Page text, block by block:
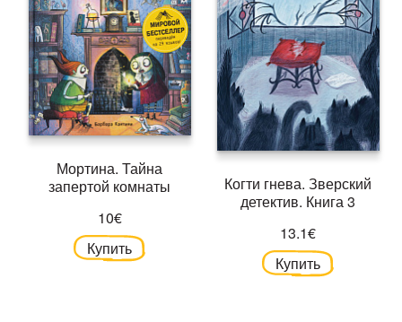
Мортина. Тайна
запертой комнаты
10€
Купить
Когти гнева. Зверский
детектив. Книга 3
13.1€
Купить